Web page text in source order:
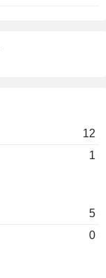
12
1
5
0